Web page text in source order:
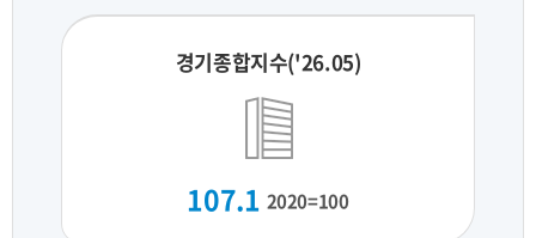
경기종합지수('26.05)
107.1 2020=100